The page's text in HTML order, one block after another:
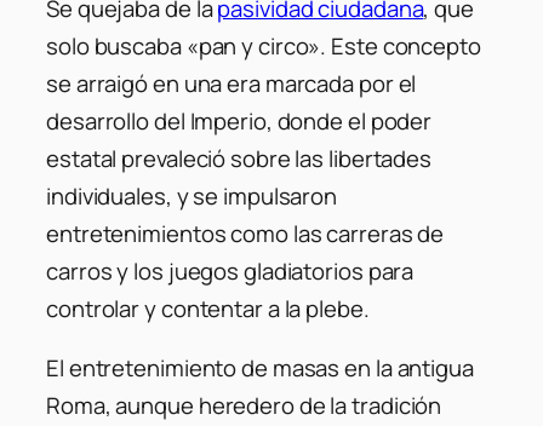
Se quejaba de lapasividad ciudadana, que
solo buscaba «pan y circo». Este concepto
se arraigó en una era marcada por el
desarrollo del Imperio, donde el poder
estatal prevaleció sobre las libertades
individuales, y se impulsaron
entretenimientos como las carreras de
carros y los juegos gladiatorios para
controlar y contentar a la plebe.
El entretenimiento de masas en la antigua
Roma, aunque heredero de la tradición